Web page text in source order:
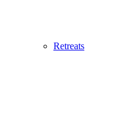
Retreats